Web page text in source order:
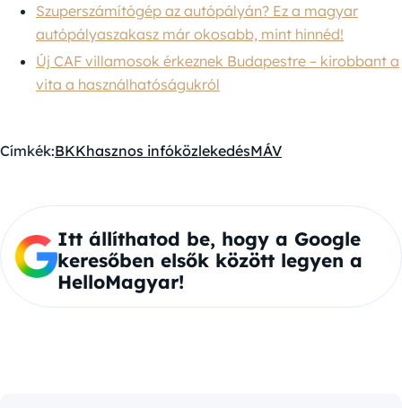
Szuperszámítógép az autópályán? Ez a magyar
autópályaszakasz már okosabb, mint hinnéd!
Új CAF villamosok érkeznek Budapestre – kirobbant a
vita a használhatóságukról
Címkék:BKKhasznos infóközlekedésMÁV
Itt állíthatod be, hogy a Google
keresőben elsők között legyen a
HelloMagyar!